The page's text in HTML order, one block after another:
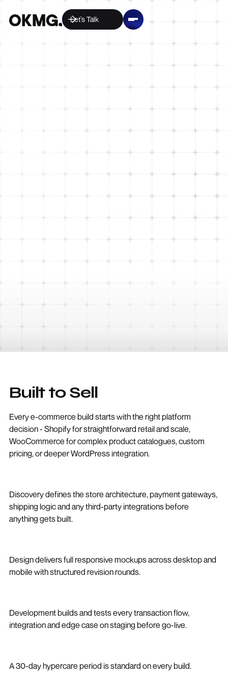
Let’s Talk
Built to Sell
Every e-commerce build starts with the right platform
decision - Shopify for straightforward retail and scale,
WooCommerce for complex product catalogues, custom
pricing, or deeper WordPress integration.
Discovery defines the store architecture, payment gateways,
shipping logic and any third-party integrations before
anything gets built.
Design delivers full responsive mockups across desktop and
mobile with structured revision rounds.
Development builds and tests every transaction flow,
integration and edge case on staging before go-live.
A 30-day hypercare period is standard on every build.